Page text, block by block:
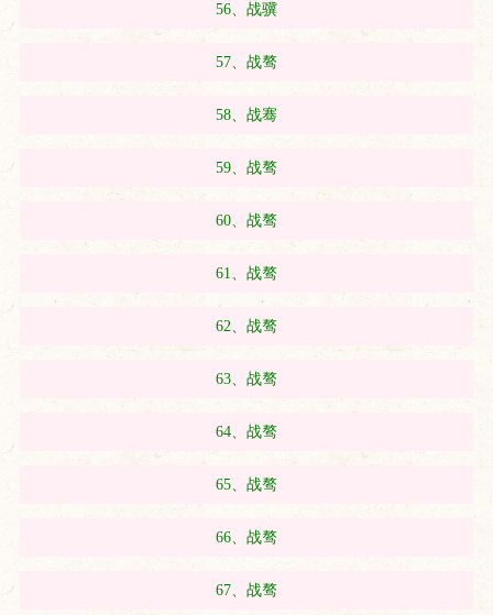
56、战骥
57、战骜
58、战骞
59、战骜
60、战骜
61、战骜
62、战骜
63、战骜
64、战骜
65、战骜
66、战骜
67、战骜